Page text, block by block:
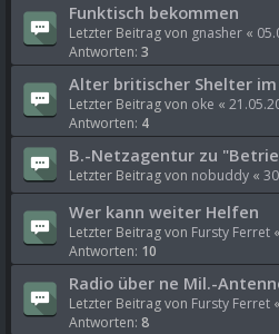
Funktisch bekommen
Letzter Beitrag von gnasher «
Antworten: 3
Alter britischer Shelter im
Letzter Beitrag von oke «
Antworten: 4
B.-Netzagentur zu
Letzter Beitrag von nobuddy «
Wer kann weiter Helfen
Letzter Beitrag von Fursty Ferret «
Antworten: 10
Radio über ne Mil.-
Letzter Beitrag von Fursty Ferret «
Antworten: 8